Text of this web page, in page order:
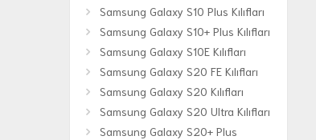
Samsung Galaxy S10 Plus Kılıfları
Samsung Galaxy S10+ Plus Kılıfları
Samsung Galaxy S10E Kılıfları
Samsung Galaxy S20 FE Kılıfları
Samsung Galaxy S20 Kılıfları
Samsung Galaxy S20 Ultra Kılıfları
Samsung Galaxy S20+ Plus